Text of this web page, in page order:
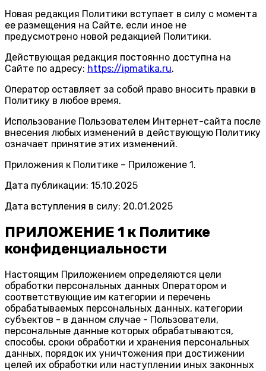
Новая редакция Политики вступает в силу с момента
ее размещения на Сайте, если иное не
предусмотрено новой редакцией Политики.
Действующая редакция постоянно доступна на
Сайте по адресу: https://ipmatika.ru.
Оператор оставляет за собой право вносить правки в
Политику в любое время.
Использование Пользователем Интернет-сайта после
внесения любых изменений в действующую Политику
означает принятие этих изменений.
Приложения к Политике – Приложение 1.
Дата публикации: 15.10.2025
Дата вступления в силу: 20.01.2025
ПРИЛОЖЕНИЕ 1 к Политике
конфиденциальности
Настоящим Приложением определяются цели
обработки персональных данных Оператором и
соответствующие им категории и перечень
обрабатываемых персональных данных, категории
субъектов - в данном случае - Пользователи,
персональные данные которых обрабатываются,
способы, сроки обработки и хранения персональных
данных, порядок их уничтожения при достижении
целей их обработки или наступлении иных законных